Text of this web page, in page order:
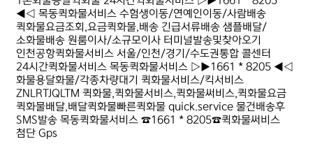
◀◁ 목동퀵화물서비스 수험생이동/연예인이동/사람배송
퀵화물요금조회,요금퀵화물,배송 긴급서류배송 샘플배달/
소화물배송 원룸이사/소규모이사 터미널발송및찾아오기
인천공항퀵화물서비스 서울/인천/경기/수도권통합 콜센터
24시간퀵화물서비스 목동퀵화물서비스 ▷▶1661 * 8205 ◀◁
화물용달화물/각종차량대기 퀵화물서비스/킥서비스
ZNLRTJQLTM 퀵화물,퀵화물서비스,퀵화물써비스,퀵화물요금
퀵화물배달,배달퀵화물빠른퀵화물 quick.service 물건배송후
SMS발송 목동퀵화물서비스 ☎1661 * 8205☎퀵화물써비스
첨단 Gps